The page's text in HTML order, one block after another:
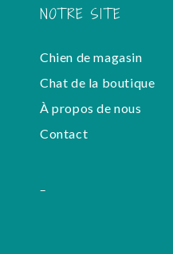
NOTRE SITE
Chien de magasin
Chat de la boutique
À propos de nous
Contact
-